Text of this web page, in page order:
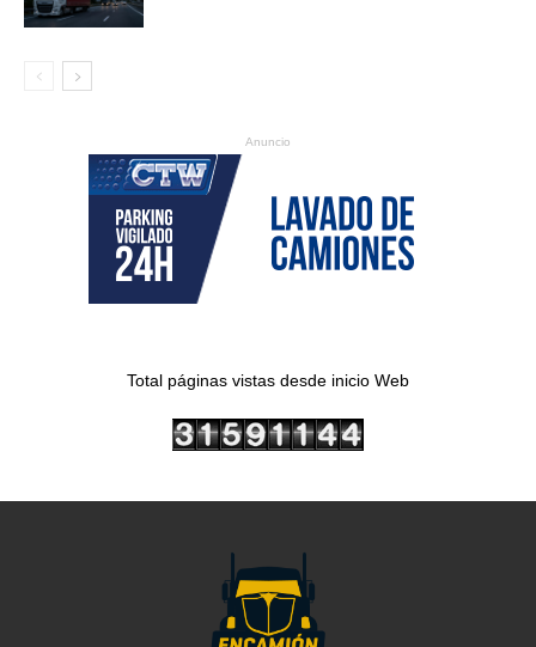
Anuncio
Total páginas vistas desde inicio Web